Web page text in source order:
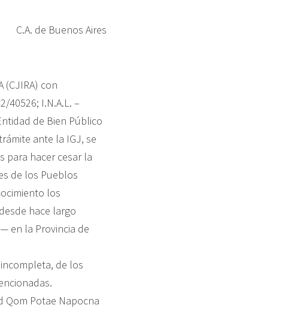
C.A. de Buenos Aires
(CJIRA) con
40526; I.N.A.L. –
de Bien Público
ante la IGJ, se
para hacer cesar la
de los Pueblos
los
hace largo
en la Provincia de
de los
Qom Potae Napocna